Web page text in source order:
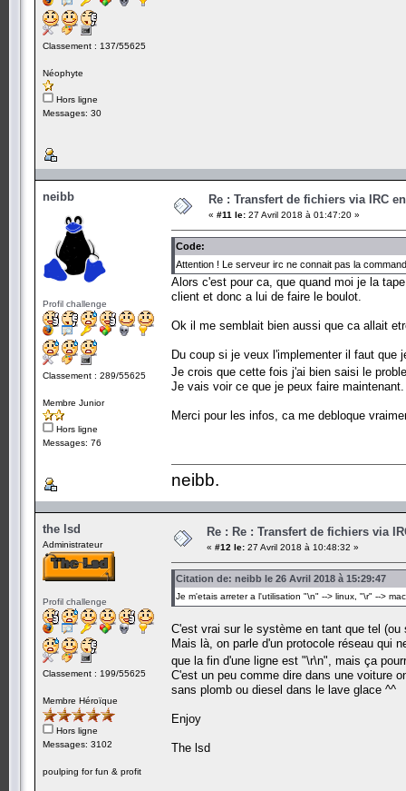
Classement : 137/55625
Néophyte
Hors ligne
Messages: 30
neibb
Profil challenge
Classement : 289/55625
Membre Junior
Hors ligne
Messages: 76
Re : Transfert de fichiers via IRC
« #11 le: 27 Avril 2018 à 01:47:20 »
Code:
Attention ! Le serveur irc ne connait pas la
Alors c'est pour ca, que quand moi je la
client et donc a lui de faire le boulot.
Ok il me semblait bien aussi que ca allait
Du coup si je veux l'implementer il faut que
Je crois que cette fois j'ai bien saisi le
Je vais voir ce que je peux faire maintenant.
Merci pour les infos, ca me debloque
neibb.
the lsd
Administrateur
Profil challenge
Classement : 199/55625
Membre Héroïque
Hors ligne
Messages: 3102
poulping for fun & profit
Re : Re : Transfert de fichiers via
« #12 le: 27 Avril 2018 à 10:48:32 »
Citation de: neibb le 26 Avril 2018 à 15:29:47
Je m'etais arreter a l'utilisation "\n" --> linux, "\r" -->
C'est vrai sur le système en tant que tel
Mais là, on parle d'un protocole réseau qui
que la fin d'une ligne est "\r\n", mais ça
C'est un peu comme dire dans une voiture
sans plomb ou diesel dans le lave glace ^^
Enjoy
The lsd